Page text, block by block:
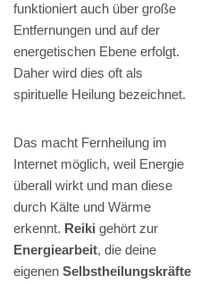
funktioniert auch über große
Entfernungen und auf der
energetischen Ebene erfolgt.
Daher wird dies oft als
spirituelle Heilung bezeichnet.
Das macht Fernheilung im
Internet möglich, weil Energie
überall wirkt und man diese
durch Kälte und Wärme
erkennt. Reiki gehört zur
Energiearbeit, die deine
eigenen Selbstheilungskräfte